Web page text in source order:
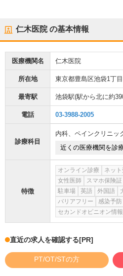
仁木医院の基本情報
医療機関名 仁木医院
所在地 東京都豊島区池袋1丁
最寄駅 池袋駅(駅から北に約
電話 03-3988-2005
診療科目
内科、 ペインクリニッ
近くの医療機関を診
特徴
オンライン診療 ネッ
女性医師
スマホ保険証
駐車場
英語 外国語
バリアフリー
感染予防
セカンドオピニオン情
直近の求人を確認する[PR]
PT/OT/STの方